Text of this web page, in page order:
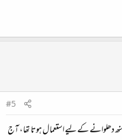
#5
دھلوانے کے لیے استعمال ہوتا تھا، آج